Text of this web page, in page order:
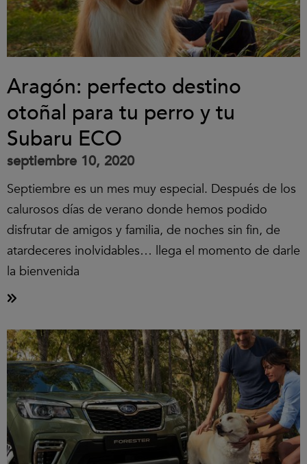
Aragón: perfecto destino
otoñal para tu perro y tu
Subaru ECO
septiembre 10, 2020
Septiembre es un mes muy especial. Después de los
calurosos días de verano donde hemos podido
disfrutar de amigos y familia, de noches sin fin, de
atardeceres inolvidables… llega el momento de darle
la bienvenida